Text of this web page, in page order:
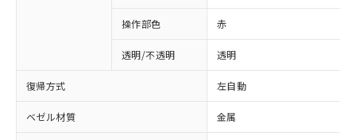
操作部色 赤
透明/不透明 透明
復帰方式 左自動
ベゼル材質 金属